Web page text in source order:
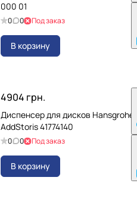
000 01
0 0 Под заказ
В корзину
4904 грн.
Диспенсер для дисков Hansgrohe
AddStoris 41774140
0 0 Под заказ
В корзину